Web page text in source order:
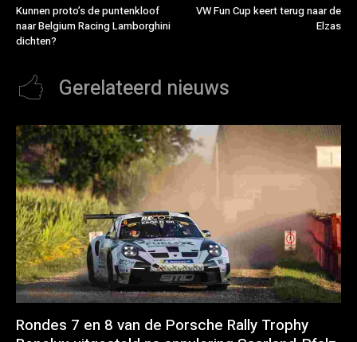
Kunnen proto’s de puntenkloof
naar Belgium Racing Lamborghini
dichten?
VW Fun Cup keert terug naar de
Elzas
Gerelateerd nieuws
Rondes 7 en 8 van de Porsche Rally Trophy